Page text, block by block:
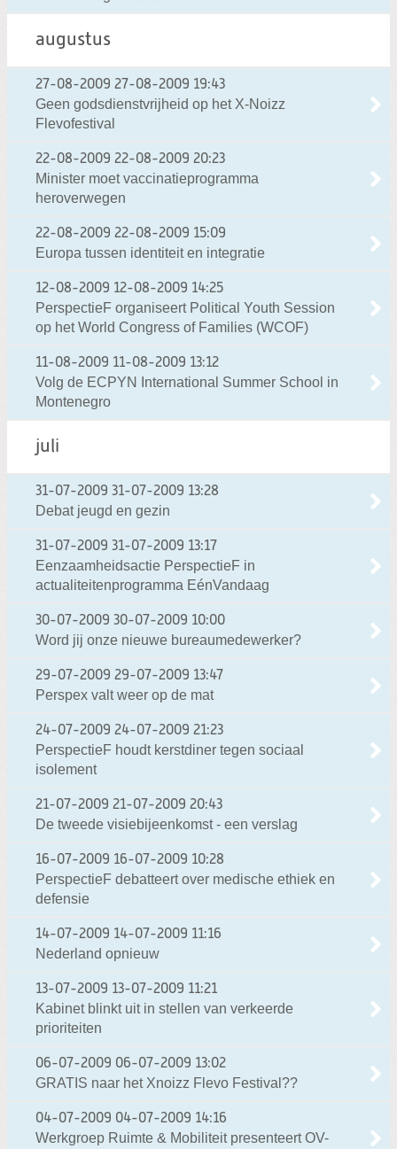
augustus
27-08-2009 27-08-2009 19:43
Geen godsdienstvrijheid op het X-Noizz
Flevofestival
22-08-2009 22-08-2009 20:23
Minister moet vaccinatieprogramma
heroverwegen
22-08-2009 22-08-2009 15:09
Europa tussen identiteit en integratie
12-08-2009 12-08-2009 14:25
PerspectieF organiseert Political Youth Session
op het World Congress of Families (WCOF)
11-08-2009 11-08-2009 13:12
Volg de ECPYN International Summer School in
Montenegro
juli
31-07-2009 31-07-2009 13:28
Debat jeugd en gezin
31-07-2009 31-07-2009 13:17
Eenzaamheidsactie PerspectieF in
actualiteitenprogramma EénVandaag
30-07-2009 30-07-2009 10:00
Word jij onze nieuwe bureaumedewerker?
29-07-2009 29-07-2009 13:47
Perspex valt weer op de mat
24-07-2009 24-07-2009 21:23
PerspectieF houdt kerstdiner tegen sociaal
isolement
21-07-2009 21-07-2009 20:43
De tweede visiebijeenkomst - een verslag
16-07-2009 16-07-2009 10:28
PerspectieF debatteert over medische ethiek en
defensie
14-07-2009 14-07-2009 11:16
Nederland opnieuw
13-07-2009 13-07-2009 11:21
Kabinet blinkt uit in stellen van verkeerde
prioriteiten
06-07-2009 06-07-2009 13:02
GRATIS naar het Xnoizz Flevo Festival??
04-07-2009 04-07-2009 14:16
Werkgroep Ruimte & Mobiliteit presenteert OV-